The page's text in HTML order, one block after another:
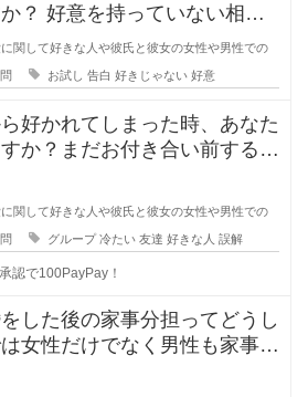
い相手
惑ったり
関して好きな人や彼氏と彼女の女性や男性での
お試し 告白 好きじゃない 好意
好かれてしまった時、あなた
か？まだお付き合い前する段
こちないから
関して好きな人や彼氏と彼女の女性や男性での
グループ 冷たい 友達 好きな人 誤解
認で100PayPay！
した後の家事分担ってどうし
女性だけでなく男性も家事を
がある時代です